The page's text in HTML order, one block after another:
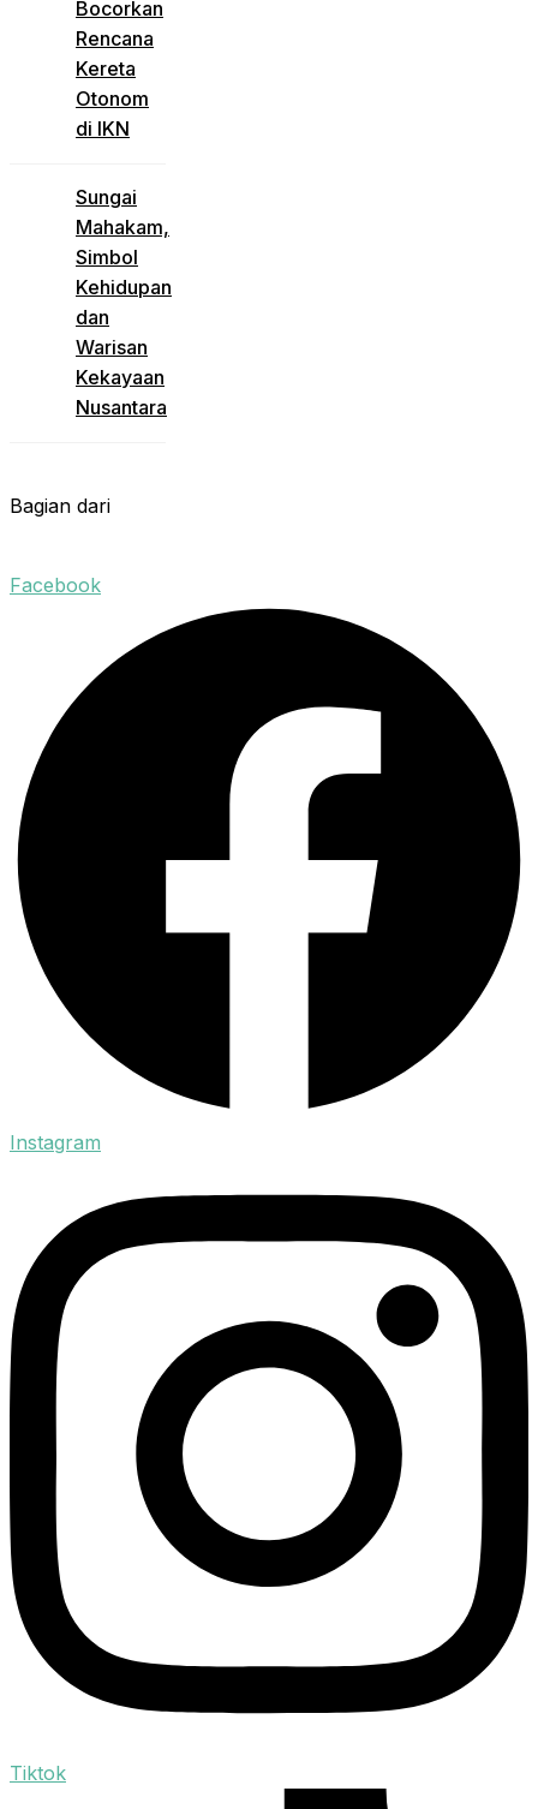
Bocorkan
Rencana
Kereta
Otonom
di IKN
Sungai
Mahakam,
Simbol
Kehidupan
dan
Warisan
Kekayaan
Nusantara
Bagian dari
Facebook
Instagram
Tiktok